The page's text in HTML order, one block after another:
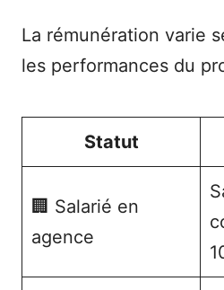
La rémunération varie
les performances du
Statut
🏢 Salarié en
agence